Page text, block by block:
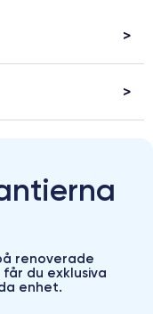
renoverade
du exklusiva
enhet.